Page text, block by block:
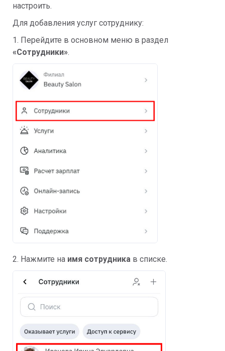
настроить.
Для добавления услуг сотруднику:
1. Перейдите в основном меню в раздел
«Сотрудники».
2. Нажмите на имя сотрудника в списке.